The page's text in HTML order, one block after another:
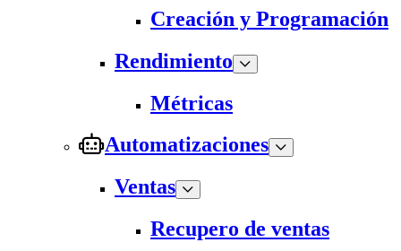
Creación y Programación
Rendimiento
Métricas
Automatizaciones
Ventas
Recupero de ventas